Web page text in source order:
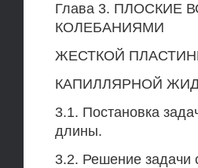
Глава 3.
КОЛЕБАНИЯМИ
ЖЕСТКОЙ
КАПИЛЛЯРНОЙ
3.1. Постановка
длины.
3.2. Решение задачи